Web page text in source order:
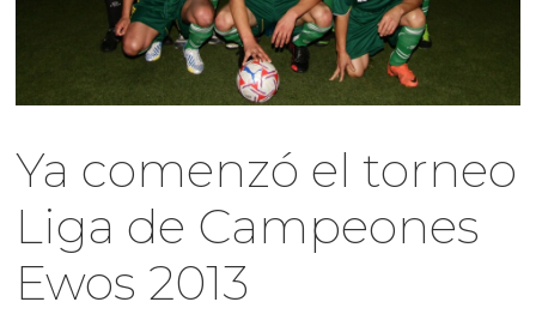
Ya comenzó el torneo
Liga de Campeones
Ewos 2013